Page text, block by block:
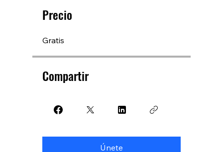
Precio
Gratis
Compartir
Únete